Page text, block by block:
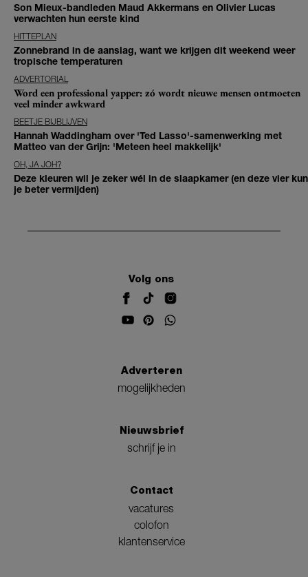
Son Mieux-bandleden Maud Akkermans en Olivier Lucas
verwachten hun eerste kind
HITTEPLAN
Zonnebrand in de aanslag, want we krijgen dit weekend weer
tropische temperaturen
ADVERTORIAL
Word een professional yapper: zó wordt nieuwe mensen ontmoeten
veel minder awkward
BEETJE BIJBLIJVEN
Hannah Waddingham over 'Ted Lasso'-samenwerking met
Matteo van der Grijn: 'Meteen heel makkelijk'
OH, JA JOH?
Deze kleuren wil je zeker wél in de slaapkamer (en deze vier kun
je beter vermijden)
Volg ons
Adverteren
mogelijkheden
Nieuwsbrief
schrijf je in
Contact
vacatures
colofon
klantenservice